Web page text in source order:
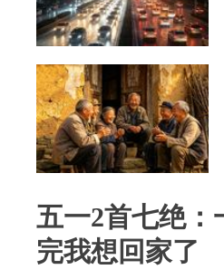
五一2首七绝：
完我想回家了